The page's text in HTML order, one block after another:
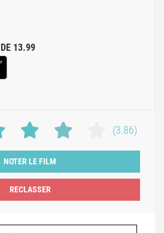
13.99
(3.86)
NOTER LE FILM